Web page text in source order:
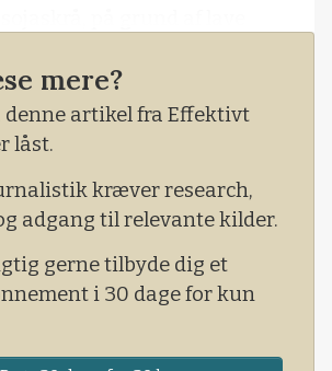
prisen for sojaskrå den
der blev skudt i gang
fast
mere?
artikel fra Effektivt
låst.
kræver research,
adgang til relevante kilder.
gerne tilbyde dig et
i 30 dage for kun